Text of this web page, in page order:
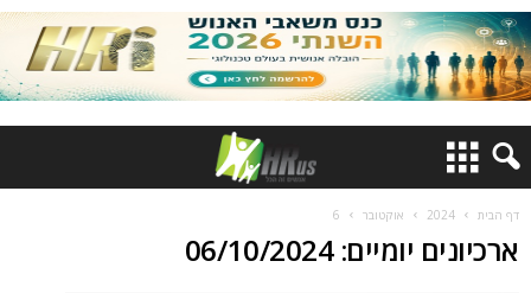
דף הבית 2024 אוקטובר 6
ארכיונים יומיים: 06/10/2024